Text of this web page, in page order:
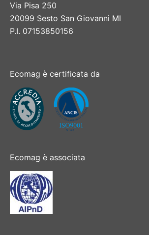
Via Pisa 250
20099 Sesto San Giovanni MI
P.I. 07153850156
Ecomag è certificata da
Ecomag è associata